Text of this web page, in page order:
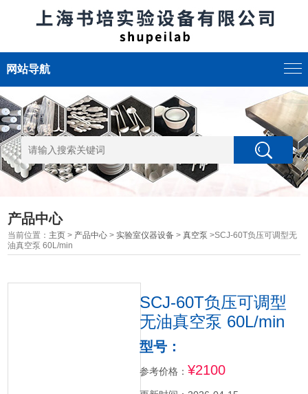
网站导航
产品中心
当前位置： 主页 > 产品中心 >实验室仪器设备 >真空泵 >SCJ-60T负压可调型无
油真空泵 60L/min
SCJ-60T负压可调型
无油真空泵 60L/min
型号：
参考价格： ¥2100